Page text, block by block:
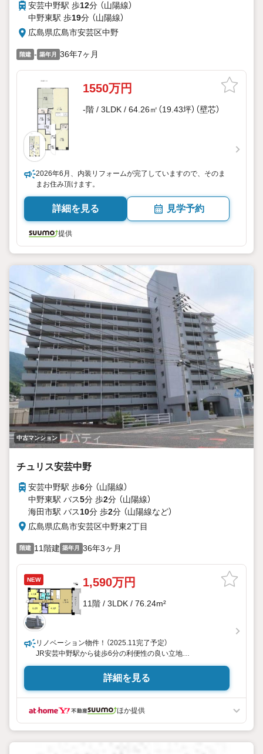
安芸中野駅 歩12分 （山陽線）
中野東駅 歩19分 （山陽線）
広島県広島市安芸区中野
階建 - 築年月 36年7ヶ月
1550万円
-階 / 3LDK / 64.26㎡（19.43坪）（壁芯）
2026年6月、内装リフォームが完了していますので、そのま
まお住み頂けます。
詳細を見る 見学予約
提供
中古マンション
チュリス安芸中野
安芸中野駅 歩6分 （山陽線）
中野東駅 バス5分 歩2分 （山陽線）
海田市駅 バス10分 歩2分 （山陽線など）
広島県広島市安芸区中野東2丁目
階建 11階建 築年月 36年3ヶ月
NEW 1,590万円
11階 / 3LDK / 76.24m²
リノベーション物件！（2025.11完了予定）
JR安芸中野駅から徒歩6分の利便性の良い立地
敷地内平面駐車継承可
住まいの事ならマツダスタジアム近くの日東リバティへ!!チラ
シやネット広告に載っていない物件もご紹介できます。広島
市内はもちろん廿日市から呉・東広島まで6000物件の豊富な
詳細を見る
ほか提供